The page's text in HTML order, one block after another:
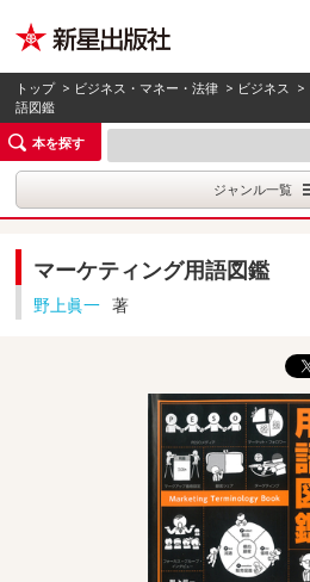
トップ > ビジネス・マネー・法律 > ビジネス >
語図鑑
本を探す
ジャンル一覧
マーケティング用語図鑑
野上眞一 著